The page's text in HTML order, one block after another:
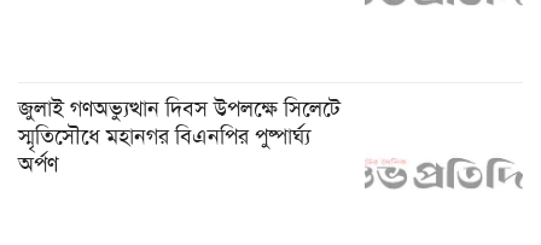
জুলাই গণঅভ্যুত্থান দিবস উপলক্ষে সিলেটে
স্মৃতিসৌধে মহানগর বিএনপির পুষ্পার্ঘ্য
অর্পণ